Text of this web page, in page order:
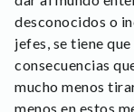
desconocidos o
jefes, se tiene
consecuencias
mucho menos
menos en estos